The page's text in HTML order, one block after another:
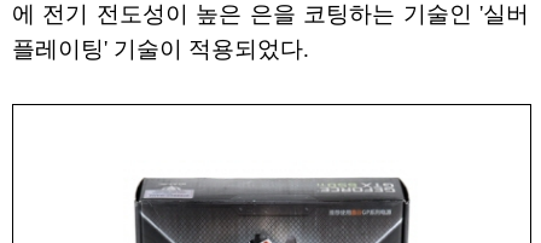
에 전기 전도성이 높은 은을 코팅하는 기술인 '실버
플레이팅' 기술이 적용되었다.